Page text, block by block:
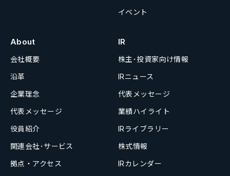
イベント
About
会社概要
沿革
企業理念
代表メッセージ
役員紹介
関連会社･サービス
拠点・アクセス
IR
株主･投資家向け情報
IRニュース
代表メッセージ
業績ハイライト
IRライブラリー
株式情報
IRカレンダー